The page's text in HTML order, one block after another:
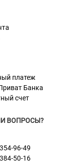
платеж
Банка
счет
ВОПРОСЫ?
96-49
50-16
таким
тускнеет в
Никелевое